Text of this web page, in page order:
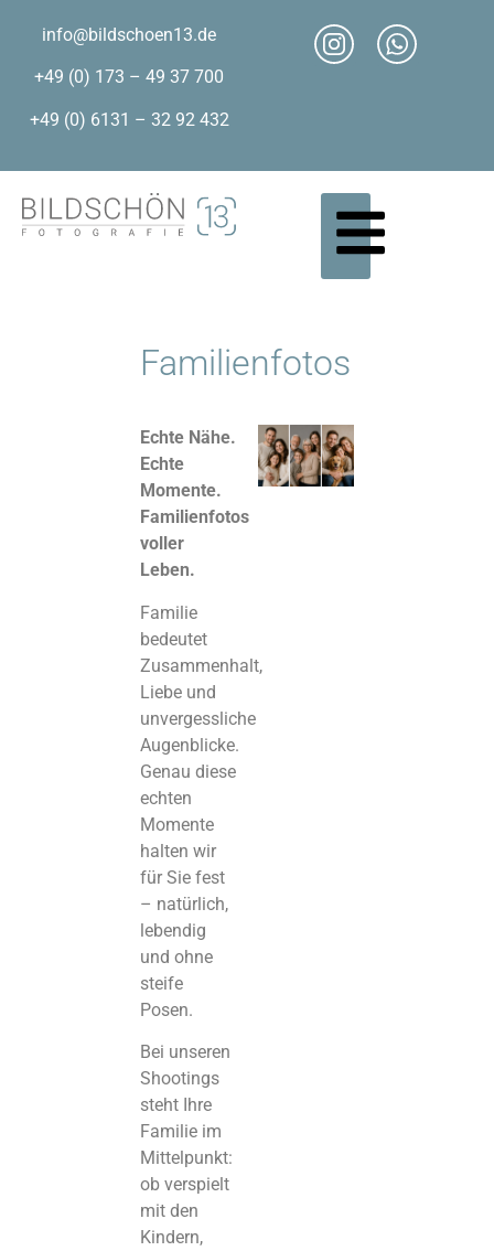
info@bildschoen13.de
+49 (0) 173 – 49 37 700
+49 (0) 6131 – 32 92 432
Familienfotos
Echte Nähe.
Echte
Momente.
Familienfotos
voller
Leben.
Familie
bedeutet
Zusammenhalt,
Liebe und
unvergessliche
Augenblicke.
Genau diese
echten
Momente
halten wir
für Sie fest
– natürlich,
lebendig
und ohne
steife
Posen.
Bei unseren
Shootings
steht Ihre
Familie im
Mittelpunkt:
ob verspielt
mit den
Kindern,